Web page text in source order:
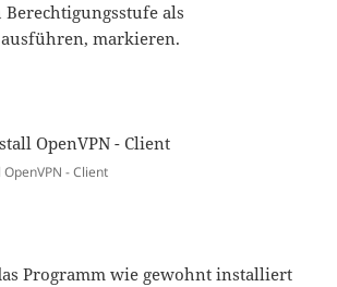
als
markieren.
- Client
Programm wie gewohnt installiert